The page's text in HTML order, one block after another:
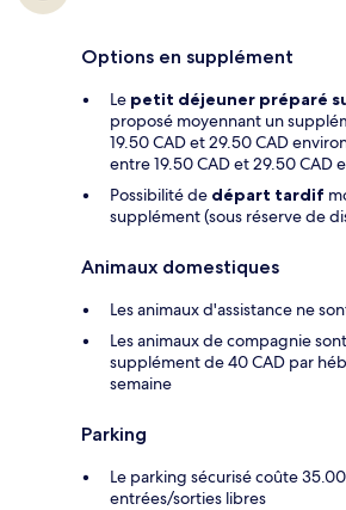
Options en supplément
Le petit déjeuner préparé
proposé moyennant un
19.50 CAD et 29.50 CAD
entre 19.50 CAD et 29.50 CAD
Possibilité de départ tardif
supplément (sous réserve de
Animaux domestiques
Les animaux d'assistance ne
Les animaux de compagnie
supplément de 40 CAD par
semaine
Parking
Le parking sécurisé coûte
entrées/sorties libres